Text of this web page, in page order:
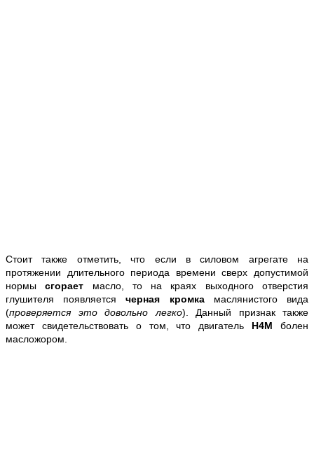
Стоит также отметить, что если в силовом агрегате на
протяжении длительного периода времени сверх допустимой
нормысгорает масло, то на краях выходного отверстия
глушителя появляетсячерная кромкамаслянистого вида
(проверяется это довольно легко). Данный признак также
может свидетельствовать о том, что двигатель H4Mболен
масложором.